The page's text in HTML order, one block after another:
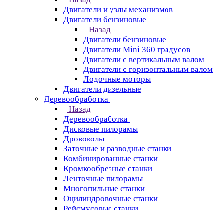
Двигатели и узлы механизмов
Двигатели бензиновые
Назад
Двигатели бензиновые
Двигатели Mini 360 градусов
Двигатели с вертикальным валом
Двигатели с горизонтальным валом
Лодочные моторы
Двигатели дизельные
Деревообработка
Назад
Деревообработка
Дисковые пилорамы
Дровоколы
Заточные и разводные станки
Комбинированные станки
Кромкообрезные станки
Ленточные пилорамы
Многопильные станки
Оцилиндровочные станки